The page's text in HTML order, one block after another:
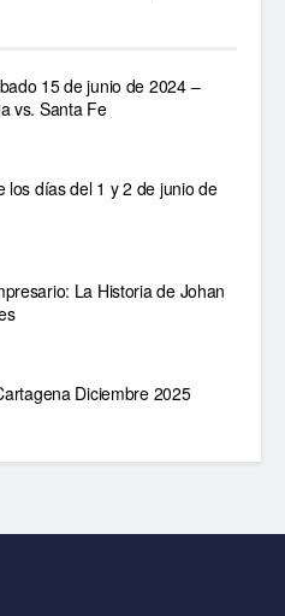
15 de junio de 2024 –
vs. Santa Fe
los días del 1 y 2 de junio de
La Historia de Johan
Diciembre 2025